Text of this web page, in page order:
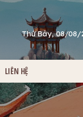
Thứ Bảy, 08/08/
LIÊN HỆ